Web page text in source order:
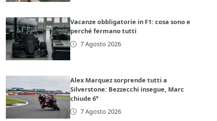
Vacanze obbligatorie in F1: cosa sono e
perché fermano tutti
7 Agosto 2026
Alex Marquez sorprende tutti a
Silverstone: Bezzecchi insegue, Marc
chiude 6°
7 Agosto 2026